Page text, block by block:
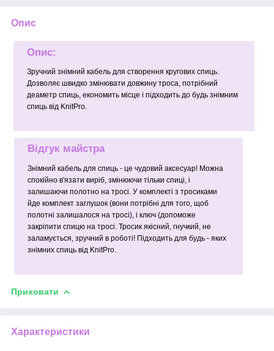
Опис
Опис:
Зручний знімний кабель для створення кругових спиць.
Дозволяє швидко змінювати довжину троса, потрібний
деаметр спиць, економить місце і підходить до будь знімним
спиць від KnitPro.
Відгук майстра
Знімний кабель для спиць - це чудовий аксесуар! Можна
спокійно в'язати виріб, змінюючи тільки спиці, і
залишаючи полотно на тросі. У комплекті з тросиками
йде комплект заглушок (вони потрібні для того, щоб
полотні залишалося на тросі), і ключ (допоможе
закріпити спицю на тросі. Тросик якісний, гнучкий, не
заламується, зручний в роботі! Підходить для будь - яких
знімних спиць від KnitPro.
Приховати
Характеристики